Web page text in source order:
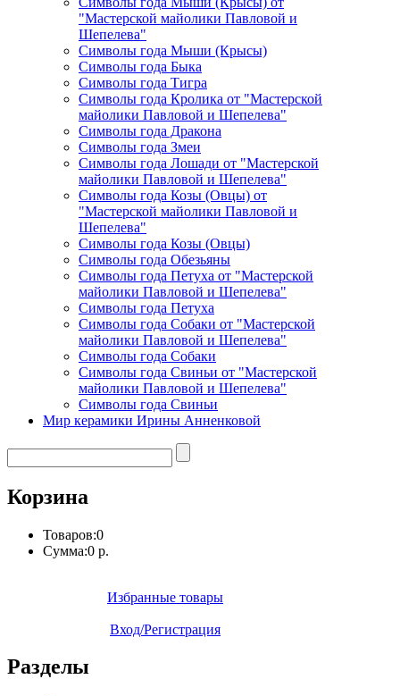
"Мастерской майолики Павловой и
Шепелева"
Символы года Мыши (Крысы)
Символы года Быка
Символы года Тигра
Символы года Кролика от "Мастерской
майолики Павловой и Шепелева"
Символы года Дракона
Символы года Змеи
Символы года Лошади от "Мастерской
майолики Павловой и Шепелева"
Символы года Козы (Овцы) от
"Мастерской майолики Павловой и
Шепелева"
Символы года Козы (Овцы)
Символы года Обезьяны
Символы года Петуха от "Мастерской
майолики Павловой и Шепелева"
Символы года Петуха
Символы года Собаки от "Мастерской
майолики Павловой и Шепелева"
Символы года Собаки
Символы года Свиньи от "Мастерской
майолики Павловой и Шепелева"
Символы года Свиньи
Мир керамики Ирины Анненковой
Корзина
Товаров:0
Сумма:0 р.
Избранные товары
Вход/Регистрация
Разделы